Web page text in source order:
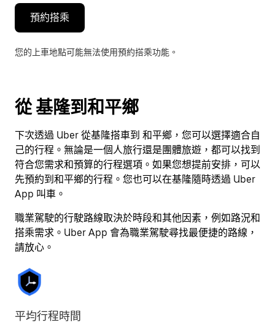
並
擇
按
離
開
按
鈕
即
可
關
閉
行
事
預約搭乘
您的上車地點可能無法使用預約搭乘功能。
從 基隆到和平鄉
下次透過 Uber 從基隆搭車到 和平鄉，您可以選擇適合自
己的行程。無論是一個人旅行還是團體旅遊，都可以找到
符合您需求和預算的行程選項。如果您想提前安排，可以
先預約到和平鄉的行程。您也可以在基隆隨時透過 Uber
App 叫車。
職業駕駛的行駛路線取決於時段和其他因素，例如路況和
搭乘需求。Uber App 會為職業駕駛尋找最便捷的路線，
請放心。
平均行程時間